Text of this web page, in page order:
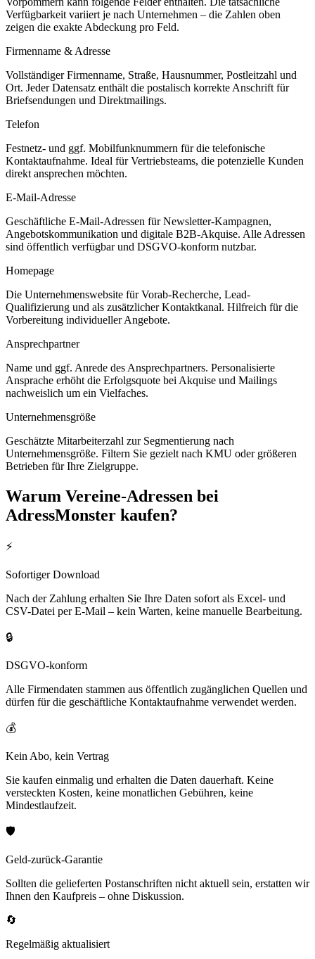
Verfügbarkeit variiert je nach Unternehmen – die Zahlen oben
zeigen die exakte Abdeckung pro Feld.
Firmenname & Adresse
Vollständiger Firmenname, Straße, Hausnummer, Postleitzahl und
Ort. Jeder Datensatz enthält die postalisch korrekte Anschrift für
Briefsendungen und Direktmailings.
Telefon
Festnetz- und ggf. Mobilfunknummern für die telefonische
Kontaktaufnahme. Ideal für Vertriebsteams, die potenzielle Kunden
direkt ansprechen möchten.
E-Mail-Adresse
Geschäftliche E-Mail-Adressen für Newsletter-Kampagnen,
Angebotskommunikation und digitale B2B-Akquise. Alle Adressen
sind öffentlich verfügbar und DSGVO-konform nutzbar.
Homepage
Die Unternehmenswebsite für Vorab-Recherche, Lead-
Qualifizierung und als zusätzlicher Kontaktkanal. Hilfreich für die
Vorbereitung individueller Angebote.
Ansprechpartner
Name und ggf. Anrede des Ansprechpartners. Personalisierte
Ansprache erhöht die Erfolgsquote bei Akquise und Mailings
nachweislich um ein Vielfaches.
Unternehmensgröße
Geschätzte Mitarbeiterzahl zur Segmentierung nach
Unternehmensgröße. Filtern Sie gezielt nach KMU oder größeren
Betrieben für Ihre Zielgruppe.
Warum Vereine-Adressen bei
AdressMonster kaufen?
⚡
Sofortiger Download
Nach der Zahlung erhalten Sie Ihre Daten sofort als Excel- und
CSV-Datei per E-Mail – kein Warten, keine manuelle Bearbeitung.
🔒
DSGVO-konform
Alle Firmendaten stammen aus öffentlich zugänglichen Quellen und
dürfen für die geschäftliche Kontaktaufnahme verwendet werden.
💰
Kein Abo, kein Vertrag
Sie kaufen einmalig und erhalten die Daten dauerhaft. Keine
versteckten Kosten, keine monatlichen Gebühren, keine
Mindestlaufzeit.
🛡️
Geld-zurück-Garantie
Sollten die gelieferten Postanschriften nicht aktuell sein, erstatten wir
Ihnen den Kaufpreis – ohne Diskussion.
🔄
Regelmäßig aktualisiert